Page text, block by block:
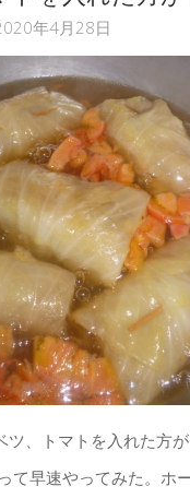
年4月28日
ツ、トマトを入れた方
て早速やってみた。ホ